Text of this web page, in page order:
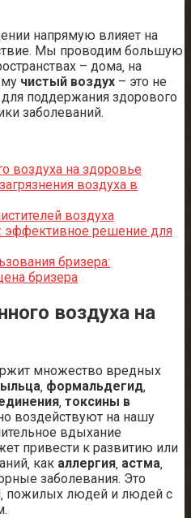
напрямую влияет на
Мы проводим большую
– дома‚ на
чистый воздух – это не
поддержания здорового
заболеваний.
воздуха на здоровье
воздуха в
воздуха
эффективное решение для
бризера:
бризера
воздуха на
множество вредных
формальдегид
токсины в
воздействуют на нашу
вдыхание
привести к развитию или
как аллергия астма
заболевания. Это
пожилых людей и людей с